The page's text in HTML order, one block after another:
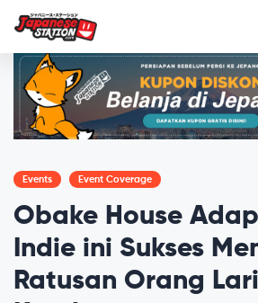
Events Event Coverage
Obake House
Indie ini Sukses
Ratusan Orang Lari